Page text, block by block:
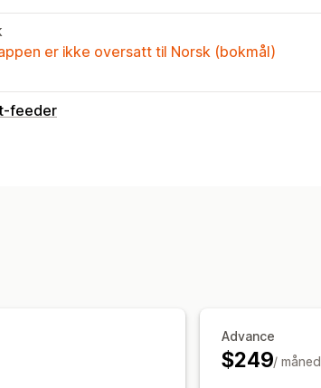
er ikke oversatt til Norsk (bokmål)
feeder
Advance
$249/ måned